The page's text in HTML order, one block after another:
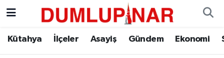
Kütahya İlçeler Asayiş Gündem Ekonomi
Asayiş
Kütahya Hava Durumu